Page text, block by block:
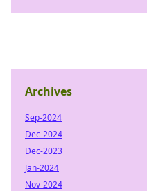
Archives
Sep-2024
Dec-2024
Dec-2023
Jan-2024
Nov-2024